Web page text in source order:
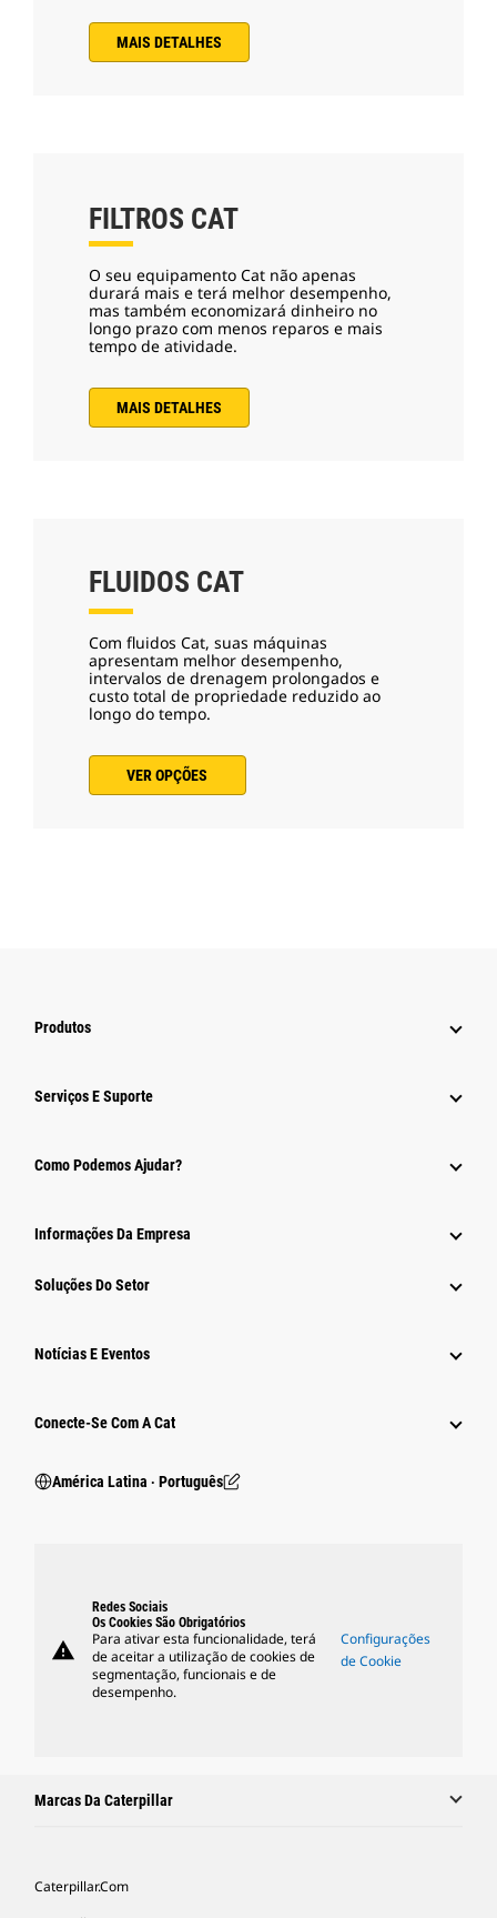
MAIS DETALHES
FILTROS CAT
O seu equipamento Cat não apenas
durará mais e terá melhor desempenho,
mas também economizará dinheiro no
longo prazo com menos reparos e mais
tempo de atividade.
MAIS DETALHES
FLUIDOS CAT
Com fluidos Cat, suas máquinas
apresentam melhor desempenho,
intervalos de drenagem prolongados e
custo total de propriedade reduzido ao
longo do tempo.
VER OPÇÕES
Produtos
Serviços E Suporte
Como Podemos Ajudar?
Informações Da Empresa
Soluções Do Setor
Notícias E Eventos
Conecte-Se Com A Cat
América Latina ‧ Português
warning
Redes Sociais
Os Cookies São Obrigatórios
Para ativar esta funcionalidade, terá
de aceitar a utilização de cookies de
segmentação, funcionais e de
desempenho.
Configurações
de Cookie
Marcas Da Caterpillar
Caterpillar.com